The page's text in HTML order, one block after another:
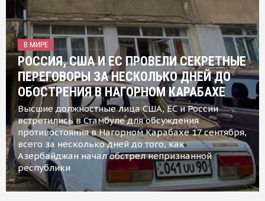
В МИРЕ
РОССИЯ, США И ЕС ПРОВЕЛИ СЕКРЕТНЫЕ
ПЕРЕГОВОРЫ ЗА НЕСКОЛЬКО ДНЕЙ ДО
ОБОСТРЕНИЯ В НАГОРНОМ КАРАБАХЕ
Высшие должностные лица США, ЕС и России
встретились в Стамбуле для обсуждения
противостояния в Нагорном Карабахе 17 сентября,
всего за несколько дней до того, как
Азербайджан начал обстрел непризнанной
республики